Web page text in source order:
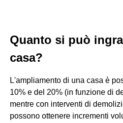
Quanto si può
casa?
L'ampliamento di una casa è
10% e del 20% (in funzione di
mentre con interventi di
possono ottenere incrementi